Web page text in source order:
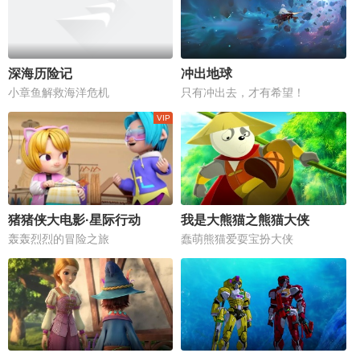
深海历险记
小章鱼解救海洋危机
冲出地球
只有冲出去，才有希望！
猪猪侠大电影·星际行动
轰轰烈烈的冒险之旅
我是大熊猫之熊猫大侠
蠢萌熊猫爱耍宝扮大侠